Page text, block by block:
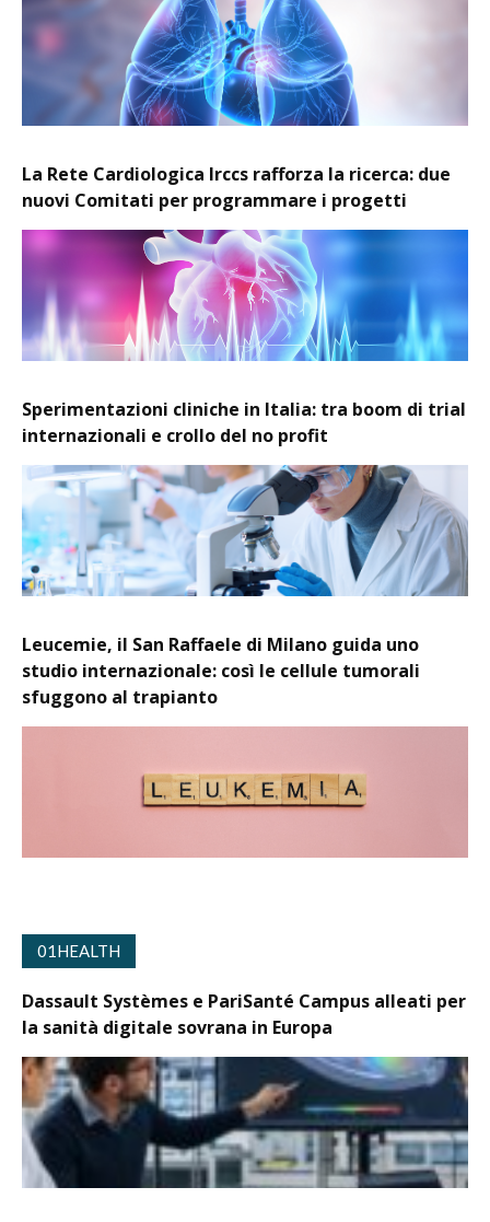
La Rete Cardiologica Irccs rafforza la ricerca: due
nuovi Comitati per programmare i progetti
Sperimentazioni cliniche in Italia: tra boom di trial
internazionali e crollo del no profit
Leucemie, il San Raffaele di Milano guida uno
studio internazionale: così le cellule tumorali
sfuggono al trapianto
01HEALTH
Dassault Systèmes e PariSanté Campus alleati per
la sanità digitale sovrana in Europa